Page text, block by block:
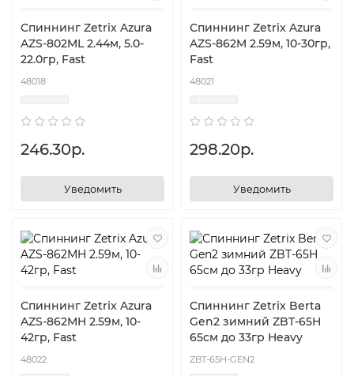
Спиннинг Zetrix Azura
AZS-802ML 2.44м, 5.0-
22.0гр, Fast
48018
246.30р.
Уведомить
Спиннинг Zetrix Azura
AZS-862M 2.59м, 10-30гр,
Fast
48021
298.20р.
Уведомить
Спиннинг Zetrix Azura
AZS-862MH 2.59м, 10-
42гр, Fast
48022
Спиннинг Zetrix Berta
Gen2 зимний ZBT-65H
65см до 33гр Heavy
ZBT-65H-GEN2